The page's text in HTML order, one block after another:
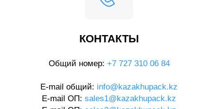
КОНТАКТЫ
Общий номер: +7 727 310 06 84
E-mail общий: info@kazakhupack.kz
E-mail ОП: sales1@kazakhupack.kz